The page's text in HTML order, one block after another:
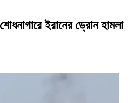
ইরানের ড্রোন হামলা